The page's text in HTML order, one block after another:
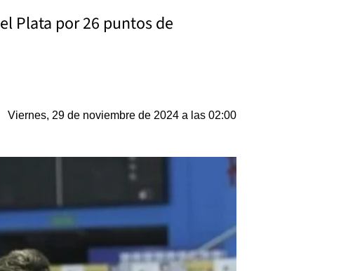
Plata por 26 puntos de
Viernes, 29 de noviembre de 2024 a las 02:00